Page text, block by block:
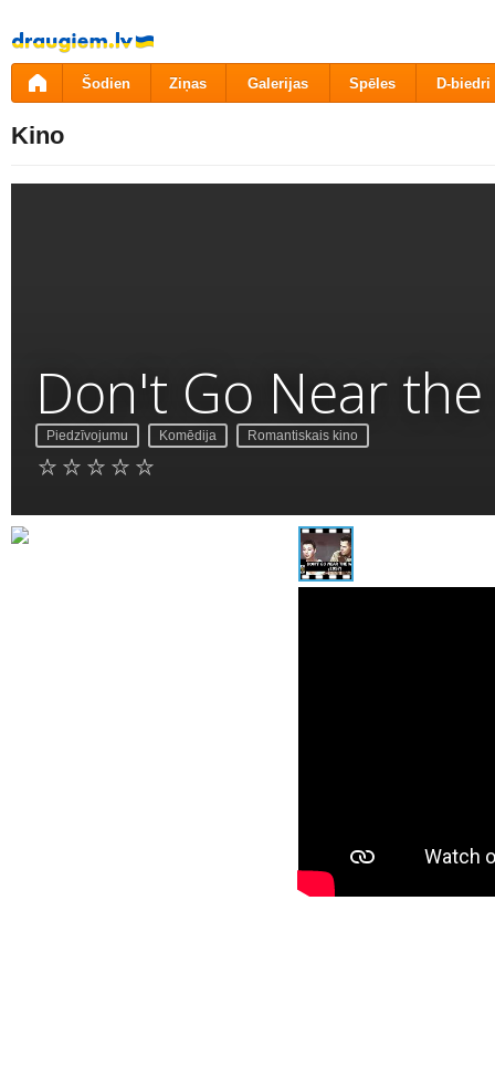
Pāriet
uz
saturu
Šodien Ziņas Galerijas Spēles D-biedri
Kino
Don't Go Near
Piedzīvojumu Komēdija Romantiskais kino